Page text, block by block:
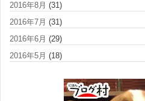
2016年8月 (31)
2016年7月 (31)
2016年6月 (29)
2016年5月 (18)